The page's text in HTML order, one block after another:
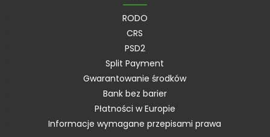
RODO
CRS
PSD2
Split Payment
Gwarantowanie środków
Bank bez barier
Płatności w Europie
Informacje wymagane przepisami prawa